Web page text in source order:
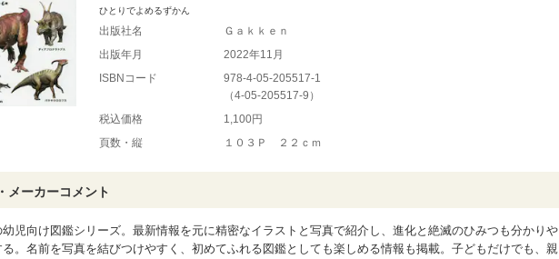
ひとりでよめるずかん
出版社名
Ｇａｋｋｅｎ
出版年月
2022年11月
ISBNコード
978-4-05-205517-1
（4-05-205517-9 ）
税込価格
1,100円
頁数・縦
１０３Ｐ ２２ｃｍ
メーカーコメント
幼児向け図鑑シリーズ。最新情報を元に精密なイラストと写真で紹介し、進化と絶滅のひみつも分かりや
。名前を写真を結びつけやすく、初めてふれる図鑑としても楽しめる情報も掲載。子どもだけでも、親